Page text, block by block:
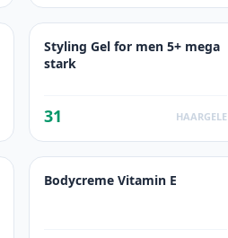
Styling Gel for men 5+ mega
stark
31 HAARGELE
Bodycreme Vitamin E